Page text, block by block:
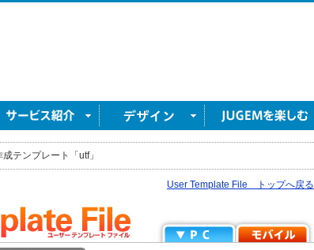
テンプレート「utf」
User Template File トップへ戻る